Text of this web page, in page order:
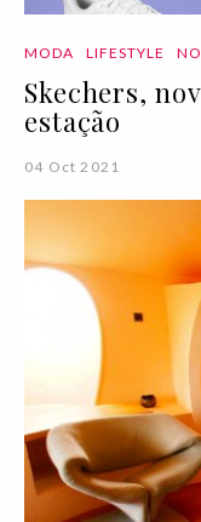
MODA LIFESTYLE
Skechers,
estação
04 Oct 2021